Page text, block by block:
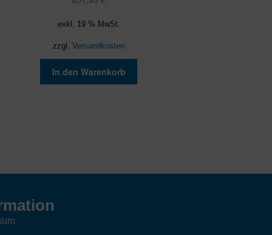
exkl. 19 % MwSt.
zzgl.Versandkosten
In den Warenkorb